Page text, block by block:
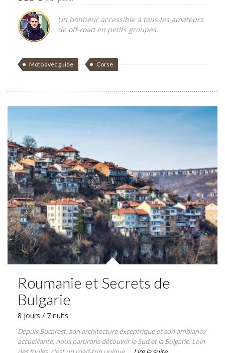
Un bonheur accessible à tous les amateurs
de off-road en petits groupes.
Moto avec guide Corse
Roumanie et Secrets de
Bulgarie
8 jours / 7 nuits
Depuis Bucarest, son architecture excentrique et son ambiance
accueillante, nous partirons découvrir le Sud et la Bulgarie. Loin